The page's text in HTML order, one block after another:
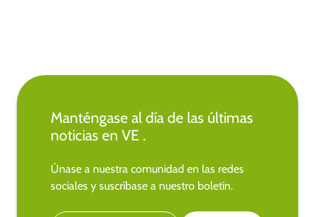
Manténgase al día de las últimas
noticias en VE .
Únase a nuestra comunidad en las redes
sociales y suscríbase a nuestro boletín.